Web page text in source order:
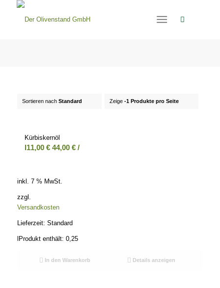
Sortieren nach Standard Zeige -1 Produkte pro Seite
Kürbiskernöl
11,00 € 44,00 €/
l
inkl. 7 % MwSt.
zzgl.
Versandkosten
Lieferzeit: Standard
Produkt enthält: 0,25
In den Warenkorb Details anzeigen